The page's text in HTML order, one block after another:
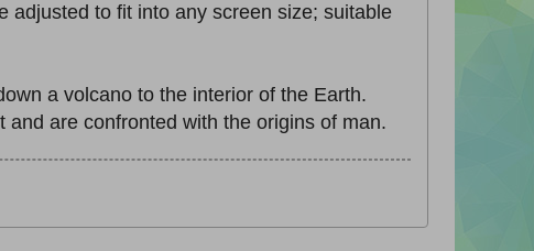
adjusted to fit into any screen size; suitable
a volcano to the interior of the Earth.
are confronted with the origins of man.